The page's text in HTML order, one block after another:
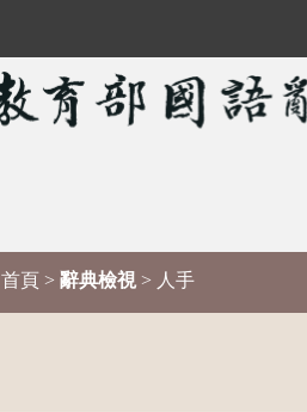
首頁 > 辭典檢視 > 人手